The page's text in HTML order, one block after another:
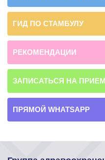
ГИД ПО СТАМБУЛУ
РЕКОМЕНДАЦИИ
ЗАПИСАТЬСЯ НА ПРИЕМ
ПРЯМОЙ WHATSAPP